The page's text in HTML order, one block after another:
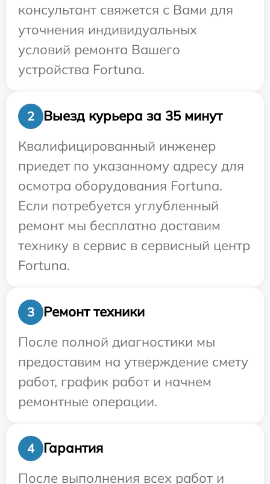
консультант свяжется с Вами для
уточнения индивидуальных
условий ремонта Вашего
устройства Fortuna.
2
Выезд курьера за 35 минут
Квалифицированный инженер
приедет по указанному адресу для
осмотра оборудования Fortuna.
Если потребуется углубленный
ремонт мы бесплатно доставим
технику в сервис в сервисный центр
Fortuna.
3
Ремонт техники
После полной диагностики мы
предоставим на утверждение смету
работ, график работ и начнем
ремонтные операции.
4
Гарантия
После выполнения всех работ и